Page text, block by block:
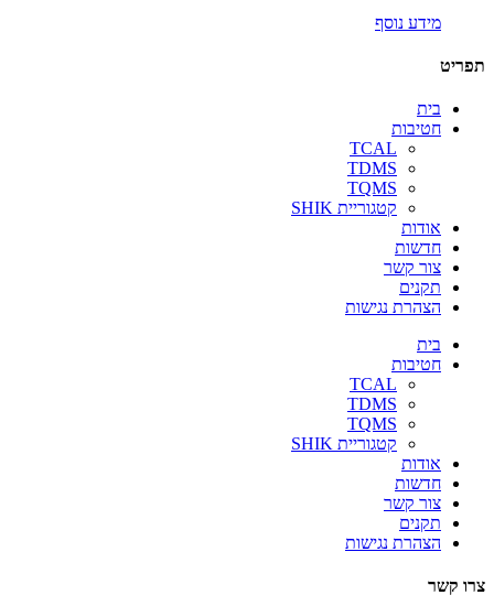
מידע נוסף
תפריט
בית
חטיבות
TCAL
TDMS
TQMS
קטגוריית SHIK
אודות
חדשות
צור קשר
תקנים
הצהרת נגישות
בית
חטיבות
TCAL
TDMS
TQMS
קטגוריית SHIK
אודות
חדשות
צור קשר
תקנים
הצהרת נגישות
צרו קשר